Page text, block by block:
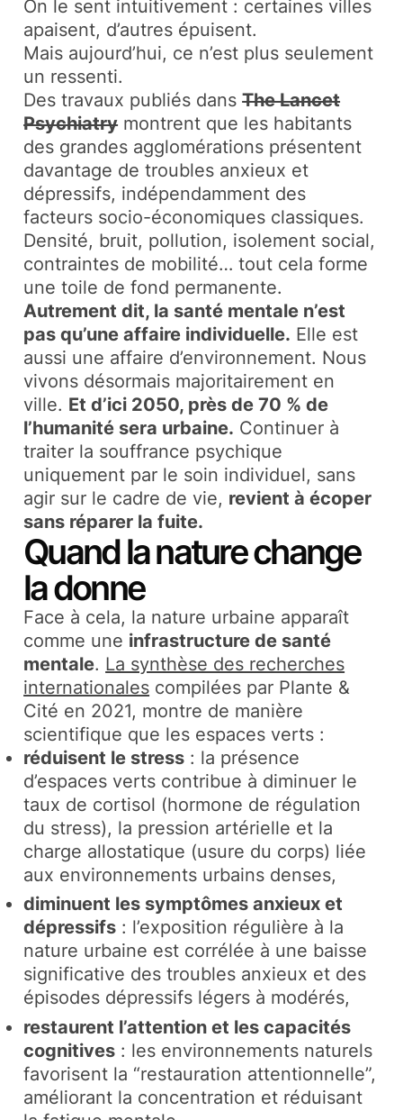
On le sent intuitivement : certaines villes
apaisent, d’autres épuisent.
Mais aujourd’hui, ce n’est plus seulement
un ressenti.
Des travaux publiés dansThe Lancet
Psychiatry montrent que les habitants
des grandes agglomérations présentent
davantage de troubles anxieux et
dépressifs, indépendamment des
facteurs socio-économiques classiques.
Densité, bruit, pollution, isolement social,
contraintes de mobilité… tout cela forme
une toile de fond permanente.
Autrement dit, la santé mentale n’est
pas qu’une affaire individuelle. Elle est
aussi une affaire d’environnement. Nous
vivons désormais majoritairement en
ville. Et d’ici 2050, près de 70 % de
l’humanité sera urbaine. Continuer à
traiter la souffrance psychique
uniquement par le soin individuel, sans
agir sur le cadre de vie, revient à écoper
sans réparer la fuite.
Quand la nature change
la donne
Face à cela, la nature urbaine apparaît
comme une infrastructure de santé
mentale. La synthèse des recherches
internationales compilées par Plante &
Cité en 2021, montre de manière
scientifique que les espaces verts :
réduisent le stress : la présence
d’espaces verts contribue à diminuer le
taux de cortisol (hormone de régulation
du stress), la pression artérielle et la
charge allostatique (usure du corps) liée
aux environnements urbains denses,
diminuent les symptômes anxieux et
dépressifs : l’exposition régulière à la
nature urbaine est corrélée à une baisse
significative des troubles anxieux et des
épisodes dépressifs légers à modérés,
restaurent l’attention et les capacités
cognitives : les environnements naturels
favorisent la “restauration attentionnelle”,
améliorant la concentration et réduisant